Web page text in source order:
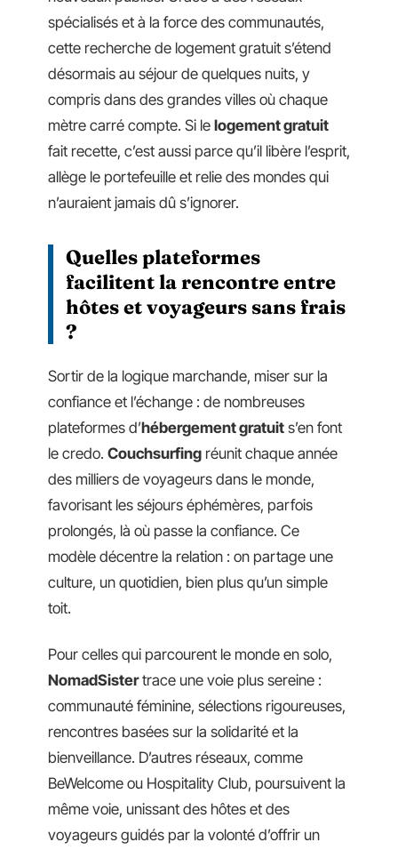
spécialisés et à la force des communautés,
cette recherche de logement gratuit s’étend
désormais au séjour de quelques nuits, y
compris dans des grandes villes où chaque
mètre carré compte. Si le logement gratuit
fait recette, c’est aussi parce qu’il libère l’esprit,
allège le portefeuille et relie des mondes qui
n’auraient jamais dû s’ignorer.
Quelles plateformes
facilitent la rencontre entre
hôtes et voyageurs sans frais
?
Sortir de la logique marchande, miser sur la
confiance et l’échange : de nombreuses
plateformes d’hébergement gratuit s’en font
le credo. Couchsurfing réunit chaque année
des milliers de voyageurs dans le monde,
favorisant les séjours éphémères, parfois
prolongés, là où passe la confiance. Ce
modèle décentre la relation : on partage une
culture, un quotidien, bien plus qu’un simple
toit.
Pour celles qui parcourent le monde en solo,
NomadSistertrace une voie plus sereine :
communauté féminine, sélections rigoureuses,
rencontres basées sur la solidarité et la
bienveillance. D’autres réseaux, comme
BeWelcome ou Hospitality Club, poursuivent la
même voie, unissant des hôtes et des
voyageurs guidés par la volonté d’offrir un